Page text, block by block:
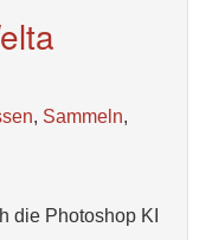
, Sammeln,
die Photoshop KI